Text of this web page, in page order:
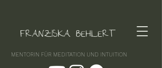
FRANZISKA BEHLERT
MENTORIN FÜR MEDITATION UND INTUITION